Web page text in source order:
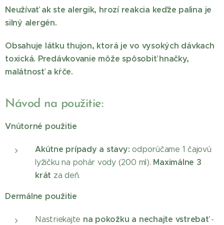
Neužívať ak ste alergik, hrozí reakcia keďže palina je
silný alergén.
Obsahuje látku thujon, ktorá je vo vysokých dávkach
toxická. Predávkovanie môže spôsobiť hnačky,
malátnosť a kŕče.
Návod na použitie:
Vnútorné použitie
Akútne prípady a stavy: odporúčame 1 čajovú
lyžičku na pohár vody (200 ml). Maximálne 3
krát za deň.
Dermálne použitie
Nastriekajte na pokožku a nechajte vstrebať-